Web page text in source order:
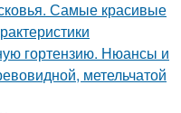
Самые красивые
гортензию. Нюансы и
метельчатой